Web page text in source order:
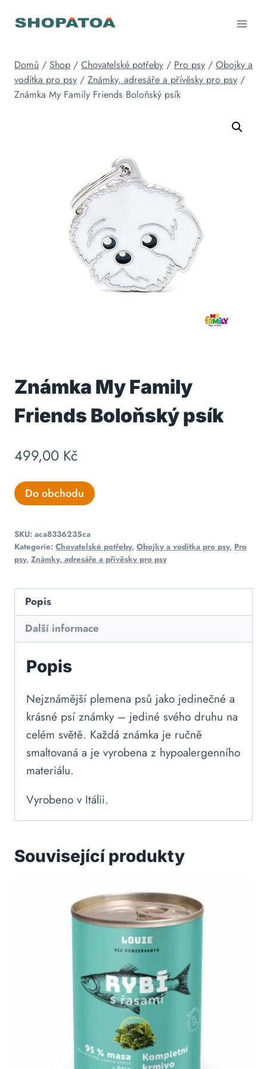
Domů / Shop / Chovatelské potřeby / Pro psy / Obojky a
vodítka pro psy / Známky, adresáře a přívěsky pro psy /
Známka My Family Friends Boloňský psík
Známka My Family
Friends Boloňský psík
499,00 Kč
Do obchodu
SKU: aca8336235ca
Kategorie: Chovatelské potřeby, Obojky a vodítka pro psy, Pro
psy, Známky, adresáře a přívěsky pro psy
Popis
Další informace
Popis
Nejznámější plemena psů jako jedinečné a
krásné psí známky – jediné svého druhu na
celém světě. Každá známka je ručně
smaltovaná a je vyrobena z hypoalergenního
materiálu.
Vyrobeno v Itálii.
Související produkty